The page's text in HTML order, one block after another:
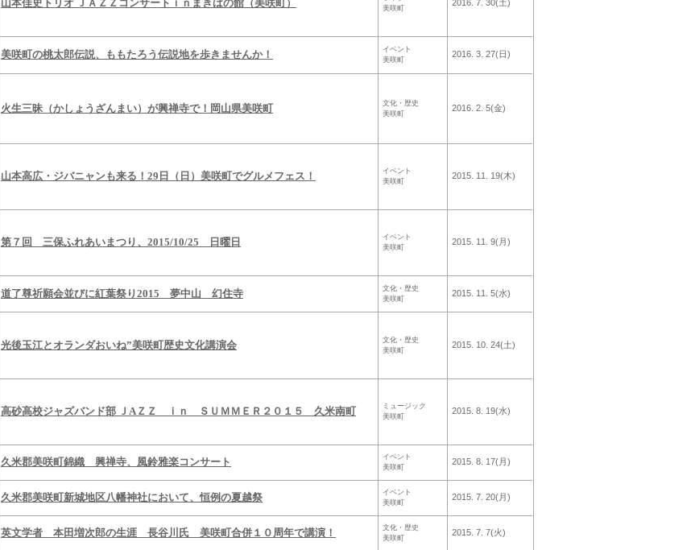
山本佳史トリオ ＪＡＺＺコンサートｉｎまきばの館（美咲町）
美咲町
2016. 7. 30(土)
美咲町の桃太郎伝説、ももたろう伝説地を歩きませんか！
イベント
美咲町
2016. 3. 27(日)
火生三昧（かしょうざんまい）が興禅寺で！岡山県美咲町
文化・歴史
美咲町
2016. 2. 5(金)
山本高広・ジバニャンも来る！29日（日）美咲町でグルメフェス！
イベント
美咲町
2015. 11. 19(木)
第７回 三保ふれあいまつり、2015/10/25 日曜日
イベント
美咲町
2015. 11. 9(月)
道了尊祈願会並びに紅葉祭り2015 夢中山 幻住寺
文化・歴史
美咲町
2015. 11. 5(水)
光後玉江とオランダおいね”美咲町歴史文化講演会
文化・歴史
美咲町
2015. 10. 24(土)
高砂高校ジャズバンド部 ＪAＺＺ ｉｎ ＳＵＭＭＥＲ２０１５ 久米南町
ミュージック
美咲町
2015. 8. 19(水)
久米郡美咲町錦織 興禅寺、風鈴雅楽コンサート
イベント
美咲町
2015. 8. 17(月)
久米郡美咲町新城地区八幡神社において、恒例の夏越祭
イベント
美咲町
2015. 7. 20(月)
英文学者 本田増次郎の生涯 長谷川氏 美咲町合併１０周年で講演！
文化・歴史
美咲町
2015. 7. 7(火)